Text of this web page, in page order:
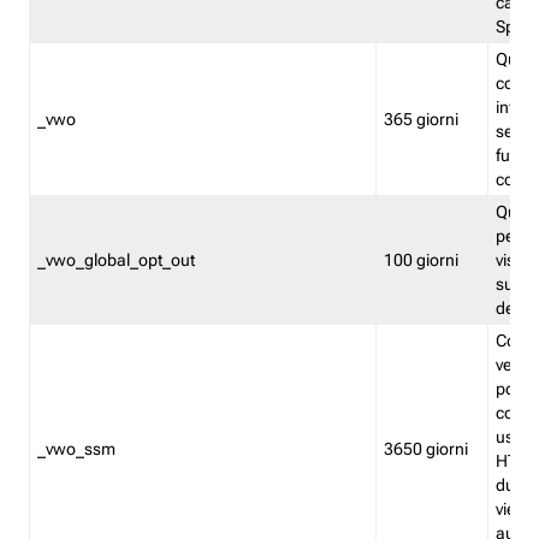
Split
_vwo 365 giorni
_vwo_global_opt_out 100 giorni
su
_vwo_ssm 3650 giorni
viene